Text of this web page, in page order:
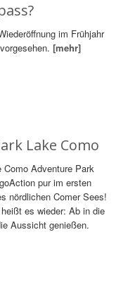
im Frühjahr
[mehr]
Lake Como
Como Adventure Park
pur im ersten
nördlichen Comer Sees!
es wieder: Ab in die
Aussicht genießen.